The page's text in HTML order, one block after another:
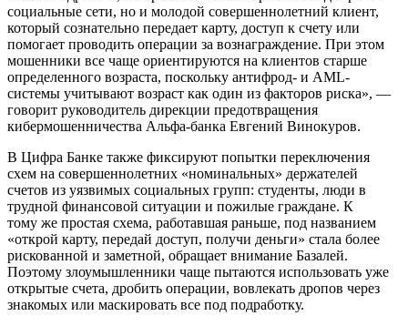
социальные сети, но и молодой совершеннолетний клиент,
который сознательно передает карту, доступ к счету или
помогает проводить операции за вознаграждение. При этом
мошенники все чаще ориентируются на клиентов старше
определенного возраста, поскольку антифрод- и AML-
системы учитывают возраст как один из факторов риска», —
говорит руководитель дирекции предотвращения
кибермошенничества Альфа-банка Евгений Винокуров.
В Цифра Банке также фиксируют попытки переключения
схем на совершеннолетних «номинальных» держателей
счетов из уязвимых социальных групп: студенты, люди в
трудной финансовой ситуации и пожилые граждане. К
тому же простая схема, работавшая раньше, под названием
«открой карту, передай доступ, получи деньги» стала более
рискованной и заметной, обращает внимание Базалей.
Поэтому злоумышленники чаще пытаются использовать уже
открытые счета, дробить операции, вовлекать дропов через
знакомых или маскировать все под подработку.